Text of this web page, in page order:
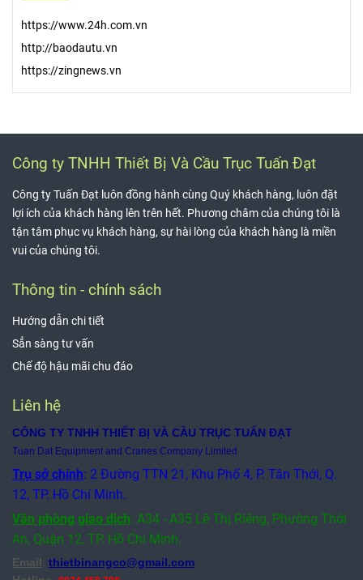
https://www.24h.com.vn
http://baodautu.vn
https://zingnews.vn
Công ty TNHH Thiết Bị Và Cầu Trục Tuấn Đạt
Công ty Tuấn Đạt luôn đồng hành cùng Quý khách hàng, luôn đặt
lợi ích của khách hàng lên trên hết. Phương châm của chúng tôi là
tận tâm phục vụ khách hàng, sự hài lòng của khách hàng là miền
vui của chúng tôi.
Thông tin - chính sách
Hướng dẫn chi tiết
Sẳn sàng tư vấn
Chế độ hậu mãi chu đáo
Liên hệ
CÔNG TY TNHH THIẾT BỊ VÀ CẦU TRỤC TUẤN ĐẠT
Tuan Dat Equipment and Cranes Company Limited
Trụ sở chính: 2 Đường TTN 21, Khu Phố 4, P. Tân Thới, Q.
12, TP. Hồ Chí Minh.
Văn phòng giao dịch: A34 - A35 Lê Thị Riêng, Phường Thới
An, Quận 12, TP. Hồ Chí Minh.
Email: thietbinangco@gmail.com